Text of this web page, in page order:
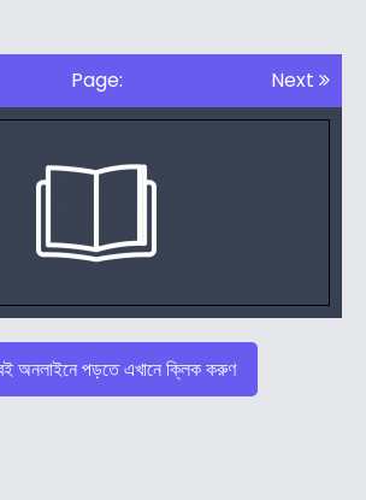
Page: Next
অনলাইনে পড়তে এখানে ক্লিক করুণ